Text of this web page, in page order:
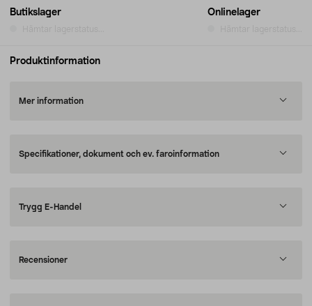
Butikslager Onlinelager
Produktinformation
Mer information
Specifikationer, dokument och ev. faroinformation
Trygg E-Handel
Recensioner